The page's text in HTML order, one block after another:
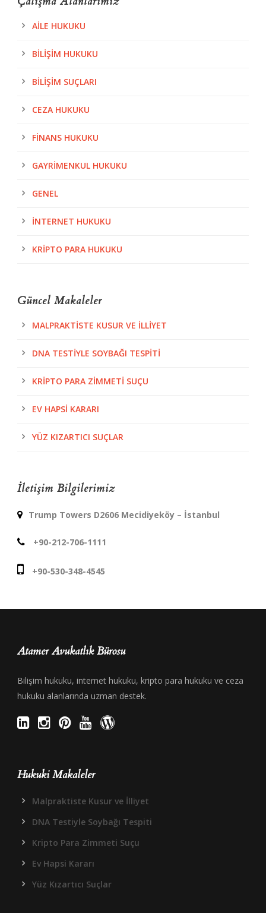
AILE HUKUKU
BILIŞIM HUKUKU
BILIŞIM SUÇLARI
CEZA HUKUKU
FINANS HUKUKU
GAYRIMENKUL HUKUKU
GENEL
İNTERNET HUKUKU
KRIPTO PARA HUKUKU
Güncel Makaleler
MALPRAKTISTE KUSUR VE İLLIYET
DNA TESTIYLE SOYBAĞI TESPITI
KRIPTO PARA ZIMMETI SUÇU
EV HAPSI KARARI
YÜZ KIZARTICI SUÇLAR
İletişim Bilgilerimiz
Trump Towers D2606 Mecidiyeköy – İstanbul
+90-212-706-1111
+90-530-348-4545
Atamer Avukatlık Bürosu
Bilişim hukuku, internet hukuku, kripto para hukuku ve ceza
hukuku alanlarında uzman destek.
Hukuki Makaleler
Malpraktiste Kusur ve İlliyet
DNA Testiyle Soybağı Tespiti
Kripto Para Zimmeti Suçu
Ev Hapsi Kararı
Yüz Kızartıcı Suçlar